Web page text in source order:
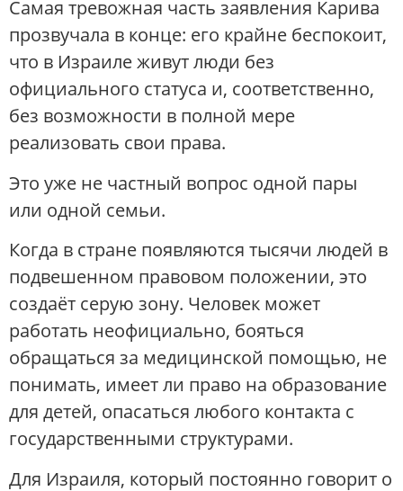
Самая тревожная часть заявления Карива
прозвучала в конце: его крайне беспокоит,
что в Израиле живут люди без
официального статуса и, соответственно,
без возможности в полной мере
реализовать свои права.
Это уже не частный вопрос одной пары
или одной семьи.
Когда в стране появляются тысячи людей в
подвешенном правовом положении, это
создаёт серую зону. Человек может
работать неофициально, бояться
обращаться за медицинской помощью, не
понимать, имеет ли право на образование
для детей, опасаться любого контакта с
государственными структурами.
Для Израиля, который постоянно говорит о